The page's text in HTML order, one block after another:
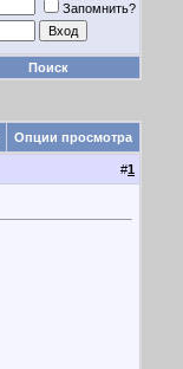
Запомнить?
Поиск
Опции просмотра
#1